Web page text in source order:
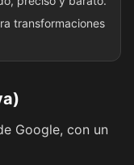
transformaciones
Google, con un